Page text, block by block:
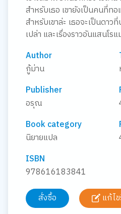
สำหรับเธอ เขายังเป็นคนที่ท
สำหรับเขาล่ะ เธอจะเป็นดาว
เปล่า และเรื่องราวอันแสนโ
Author
กู้ม่าน
Publisher
อรุณ
Book category
นิยายแปล
ISBN
978616183841
สั่งซื้อ
แก้ไ